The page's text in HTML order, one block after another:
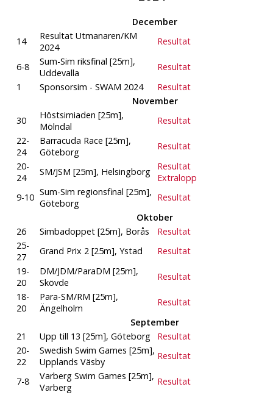
December
14
Resultat Utmanaren/KM
2024
Resultat
6-8
Sum-Sim riksfinal [25m],
Uddevalla
Resultat
1
Sponsorsim - SWAM 2024
Resultat
November
30
Höstsimiaden [25m],
Mölndal
Resultat
22-
24
Barracuda Race [25m],
Göteborg
Resultat
20-
24
SM/JSM [25m], Helsingborg
Resultat
Extralopp
9-10 Sum-Sim regionsfinal [25m],
Göteborg
Resultat
Oktober
26
Simbadoppet [25m], Borås
Resultat
25-
27
Grand Prix 2 [25m], Ystad
Resultat
19-
20
DM/JDM/ParaDM [25m],
Skövde
Resultat
18-
20
Para-SM/RM [25m],
Ängelholm
Resultat
September
21
Upp till 13 [25m], Göteborg
Resultat
20-
22
Swedish Swim Games [25m],
Upplands Väsby
Resultat
7-8
Varberg Swim Games [25m],
Varberg
Resultat